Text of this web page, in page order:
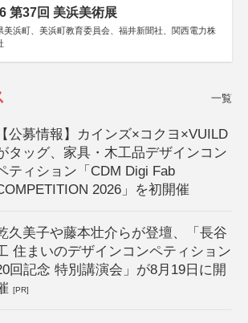
第37回 美浜美術展
美浜町、美浜町教育委員会、福井新聞社、関西電力株
一覧
【公募情報】カインズ×コクヨ×VUILD
タッグ、家具・木工品デザインコン
ティション「CDM Digi Fab
2026」を初開催
久美子や藤本壮介らが登壇、「長谷
住まいのデザインコンペティション
回記念 特別講演会」が8月19日に開
[PR]